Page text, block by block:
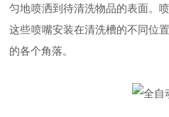
匀地喷洒到待清洗物品的表面。
这些喷嘴安装在清洗槽的不同位
的各个角落。